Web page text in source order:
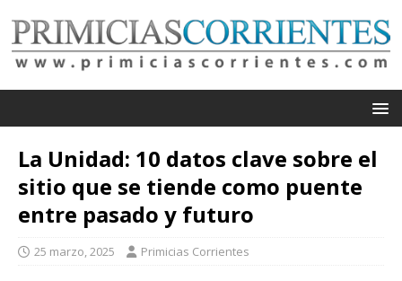
La Unidad: 10 datos clave sobre el
sitio que se tiende como puente
entre pasado y futuro
25 marzo, 2025 Primicias Corrientes